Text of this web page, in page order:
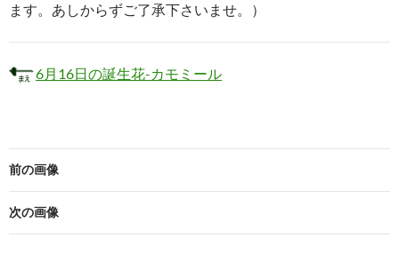
ます。あしからずご了承下さいませ。）
6月16日の誕生花-カモミール
前の画像
次の画像